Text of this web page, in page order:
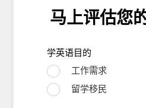
马上评估您
学英语目的
工作需求
留学移民